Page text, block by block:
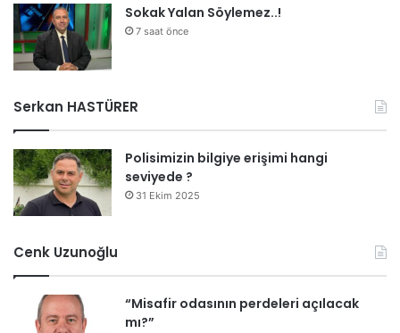
Sokak Yalan Söylemez..!
7 saat önce
Serkan HASTÜRER
Polisimizin bilgiye erişimi hangi
seviyede ?
31 Ekim 2025
Cenk Uzunoğlu
“Misafir odasının perdeleri açılacak
mı?”